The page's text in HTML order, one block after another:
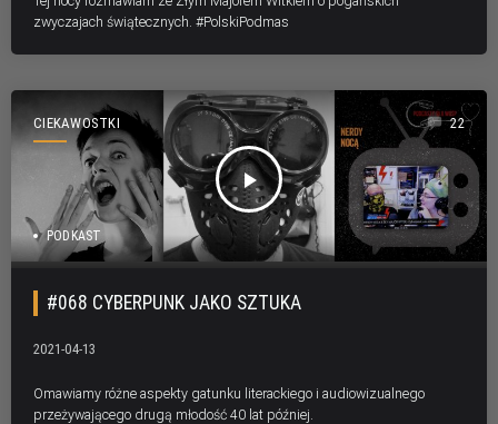
zwyczajach świątecznych. #PolskiPodmas
CIEKAWOSTKI
play_arrow
22
PODKAST
#068 CYBERPUNK JAKO SZTUKA
2021-04-13
Omawiamy różne aspekty gatunku literackiego i audiowizualnego
przeżywającego drugą młodość 40 lat później.